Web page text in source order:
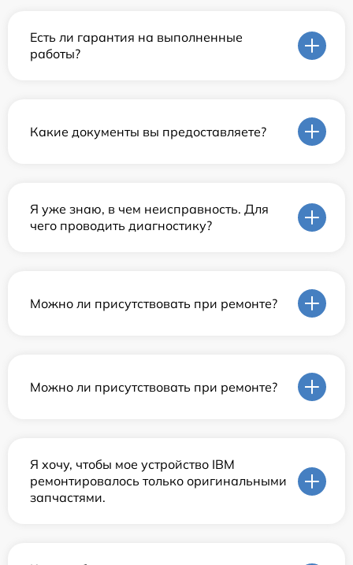
Есть ли гарантия на выполненные
работы?
Какие документы вы предоставляете?
Я уже знаю, в чем неисправность. Для
чего проводить диагностику?
Можно ли присутствовать при ремонте?
Можно ли присутствовать при ремонте?
Я хочу, чтобы мое устройство IBM
ремонтировалось только оригинальными
запчастями.